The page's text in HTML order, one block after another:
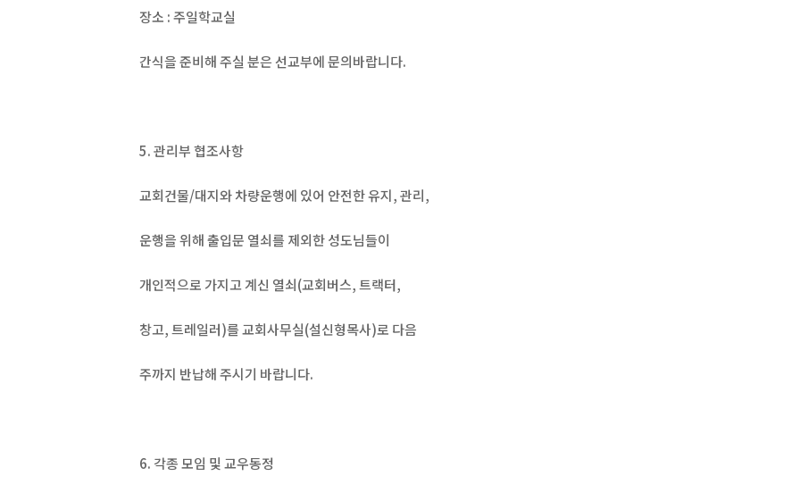
장소 : 주일학교실
간식을 준비해 주실 분은 선교부에 문의바랍니다.
5. 관리부 협조사항
교회건물/대지와 차량운행에 있어 안전한 유지, 관리,
운행을 위해 출입문 열쇠를 제외한 성도님들이
개인적으로 가지고 계신 열쇠(교회버스, 트랙터,
창고, 트레일러)를 교회사무실(설신형목사)로 다음
주까지 반납해 주시기 바랍니다.
6. 각종 모임 및 교우동정